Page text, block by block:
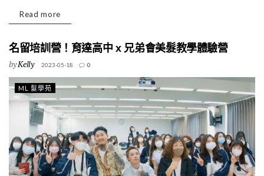
Read more
名留培訓營！育達高中 x 兄弟會美髮教學體驗營
byKelly 2023-05-18 0
ML 髮學苑